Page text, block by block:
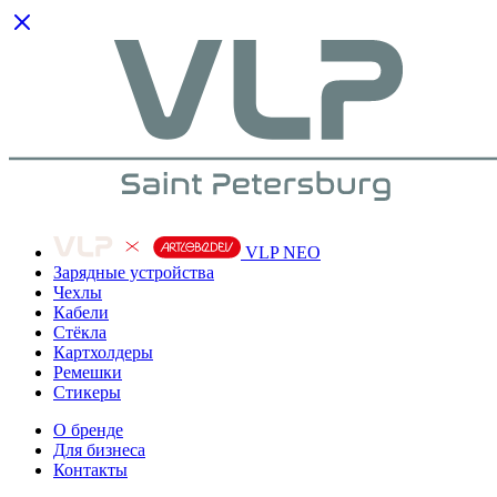
VLP NEO
Зарядные устройства
Чехлы
Кабели
Cтёкла
Картхолдеры
Ремешки
Стикеры
О бренде
Для бизнеса
Контакты